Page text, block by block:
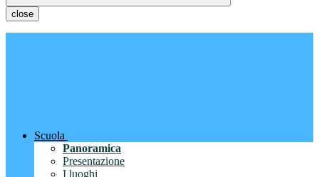
close
Scuola
Panoramica
Presentazione
I luoghi